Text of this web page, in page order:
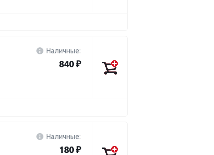
Наличные:
840 ₽
Наличные:
180 ₽